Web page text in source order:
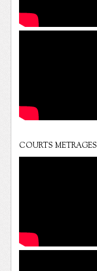
COURTS METRAGES